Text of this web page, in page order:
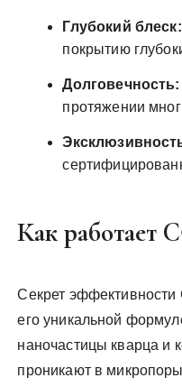
Глубокий блеск:
покрытию
Долговечность:
протяжении
Как работает
Секрет эффективности
его уникальной
наночастицы кварца и
проникают в